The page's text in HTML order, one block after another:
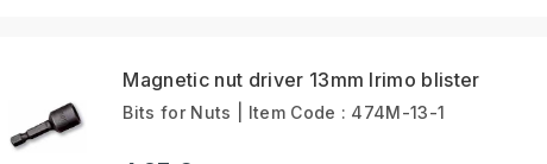
Magnetic nut driver 13mm Irimo blister
Bits for Nuts | Item Code : 474M-13-1